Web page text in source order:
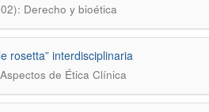
Derecho y bioética
rosetta” interdisciplinaria
de Ética Clínica